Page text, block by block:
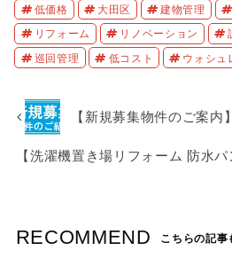
低価格
大田区 建物管理
リフォーム
リノベーション
巡回管理
低コスト ウォシュ
【新規募集物件のご案
【洗濯機置き場リフォーム 防水
RECOMMEND こちらの記事